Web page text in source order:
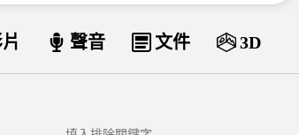
資料類型
聲音 文件 3D